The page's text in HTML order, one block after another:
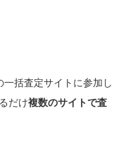
括査定サイトに参加し
だけ複数のサイトで査